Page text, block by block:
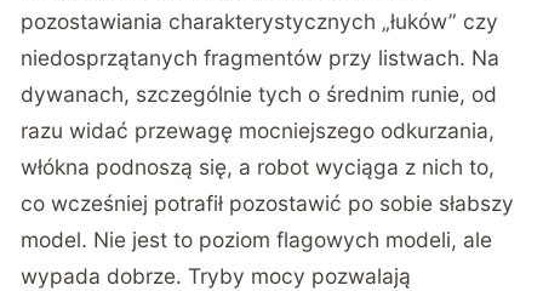
pozostawiania charakterystycznych „łuków” czy
niedosprzątanych fragmentów przy listwach. Na
dywanach, szczególnie tych o średnim runie, od
razu widać przewagę mocniejszego odkurzania,
włókna podnoszą się, a robot wyciąga z nich to,
co wcześniej potrafił pozostawić po sobie słabszy
model. Nie jest to poziom flagowych modeli, ale
wypada dobrze. Tryby mocy pozwalają